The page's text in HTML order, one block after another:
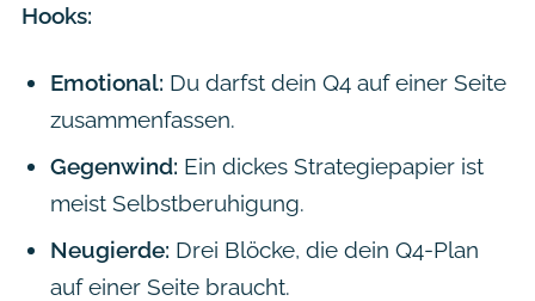
Hooks:
Emotional: Du darfst dein Q4 auf einer Seite
zusammenfassen.
Gegenwind: Ein dickes Strategiepapier ist
meist Selbstberuhigung.
Neugierde: Drei Blöcke, die dein Q4-Plan
auf einer Seite braucht.